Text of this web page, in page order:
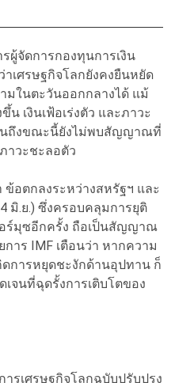
ผู้จัดการกองทุนการเงิน
าเศรษฐกิจโลกยังคงยืนหยัด
มในตะวันออกกลางได้ แม้
เงินเฟ้อเร่งตัว และภาวะ
นถึงขณะนี้ยังไม่พบสัญญาณที่
าวะชะลอตัว
ข้อตกลงระหว่างสหรัฐฯ และ
มิ.ย.) ซึ่งครอบคลุมการยุติ
ร์มุซอีกครั้ง ถือเป็นสัญญาณ
าร IMF เตือนว่า หากความ
การหยุดชะงักด้านอุปทาน ก็
เจนที่ฉุดรั้งการเติบโตของ
รเศรษฐกิจโลกฉบับปรับปรุง